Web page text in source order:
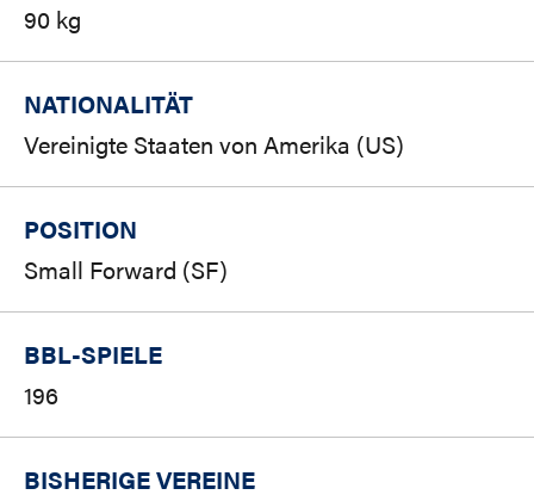
90 kg
NATIONALITÄT
Vereinigte Staaten von Amerika (US)
POSITION
Small Forward (SF)
BBL-SPIELE
196
BISHERIGE VEREINE